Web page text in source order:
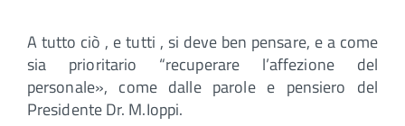
A tutto ciò , e tutti , si deve ben pensare, e a come
sia prioritario “recuperare l’affezione del
personale», come dalle parole e pensiero del
Presidente Dr. M.Ioppi.